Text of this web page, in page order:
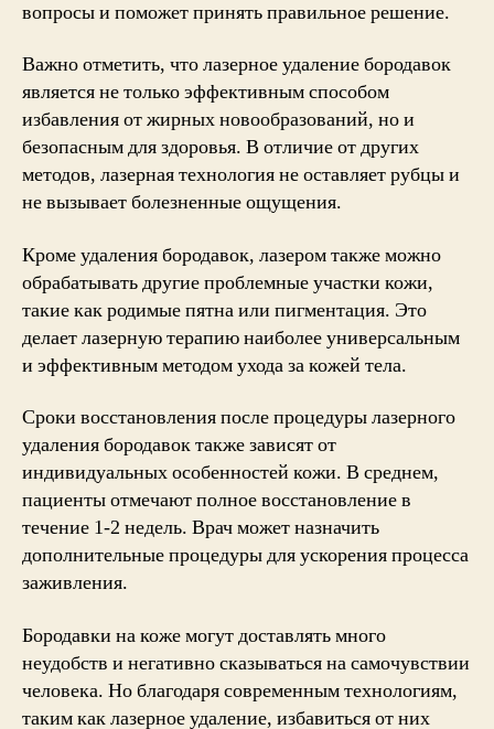
вопросы и поможет принять правильное решение.
Важно отметить, что лазерное удаление бородавок
является не только эффективным способом
избавления от жирных новообразований, но и
безопасным для здоровья. В отличие от других
методов, лазерная технология не оставляет рубцы и
не вызывает болезненные ощущения.
Кроме удаления бородавок, лазером также можно
обрабатывать другие проблемные участки кожи,
такие как родимые пятна или пигментация. Это
делает лазерную терапию наиболее универсальным
и эффективным методом ухода за кожей тела.
Сроки восстановления после процедуры лазерного
удаления бородавок также зависят от
индивидуальных особенностей кожи. В среднем,
пациенты отмечают полное восстановление в
течение 1-2 недель. Врач может назначить
дополнительные процедуры для ускорения процесса
заживления.
Бородавки на коже могут доставлять много
неудобств и негативно сказываться на самочувствии
человека. Но благодаря современным технологиям,
таким как лазерное удаление, избавиться от них